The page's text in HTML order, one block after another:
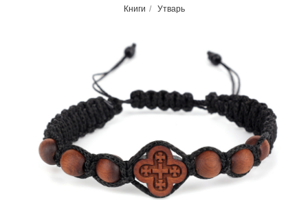
Книги / Утварь